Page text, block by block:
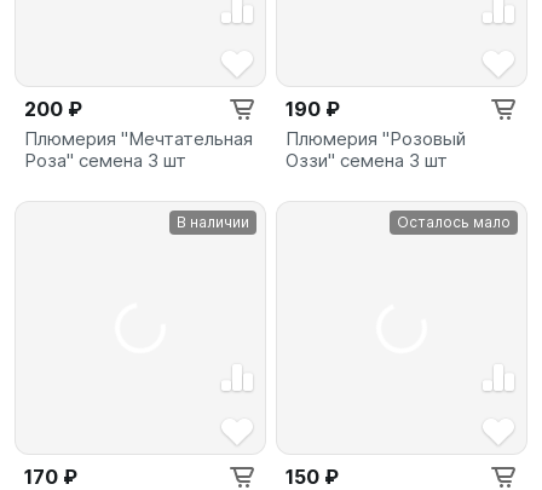
200 ₽
Плюмерия "Мечтательная
Роза" семена 3 шт
190 ₽
Плюмерия "Розовый
Оззи" семена 3 шт
В наличии
170 ₽
Осталось мало
150 ₽